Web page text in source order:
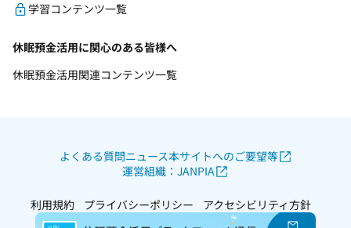
学習コンテンツ一覧
休眠預金活用に関心のある皆様へ
休眠預金活用関連コンテンツ一覧
よくある質問ニュース本サイトへのご要望等
運営組織：JANPIA
利用規約 プライバシーポリシー アクセシビリティ方針